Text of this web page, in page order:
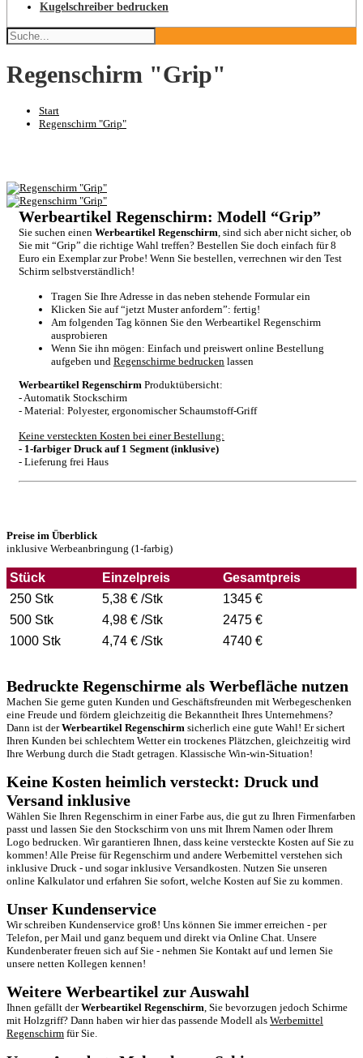
Kugelschreiber bedrucken
Regenschirm "Grip"
Start
Regenschirm "Grip"
Werbeartikel Regenschirm: Modell “Grip”
Sie suchen einen Werbeartikel Regenschirm, sind sich aber nicht sicher, ob
Sie mit “Grip” die richtige Wahl treffen? Bestellen Sie doch einfach für 8
Euro ein Exemplar zur Probe! Wenn Sie bestellen, verrechnen wir den Test
Schirm selbstverständlich!
Tragen Sie Ihre Adresse in das neben stehende Formular ein
Klicken Sie auf “jetzt Muster anfordern”: fertig!
Am folgenden Tag können Sie den Werbeartikel Regenschirm
ausprobieren
Wenn Sie ihn mögen: Einfach und preiswert online Bestellung
aufgeben und Regenschirme bedrucken lassen
Werbeartikel Regenschirm Produktübersicht:
- Automatik Stockschirm
- Material: Polyester, ergonomischer Schaumstoff-Griff
Keine versteckten Kosten bei einer Bestellung:
- 1-farbiger Druck auf 1 Segment (inklusive)
- Lieferung frei Haus
Preise im Überblick
inklusive Werbeanbringung (1-farbig)
Stück Einzelpreis
Gesamtpreis
250 Stk
5,38 € /Stk
1345 €
500 Stk
4,98 € /Stk
2475 €
1000 Stk
4,74 € /Stk 4740 €
Bedruckte Regenschirme als Werbefläche nutzen
Machen Sie gerne guten Kunden und Geschäftsfreunden mit Werbegeschenken
eine Freude und fördern gleichzeitig die Bekanntheit Ihres Unternehmens?
Dann ist derWerbeartikel Regenschirm sicherlich eine gute Wahl! Er sichert
Ihren Kunden bei schlechtem Wetter ein trockenes Plätzchen, gleichzeitig wird
Ihre Werbung durch die Stadt getragen. Klassische Win-win-Situation!
Keine Kosten heimlich versteckt: Druck und
Versand inklusive
Wählen Sie Ihren Regenschirm in einer Farbe aus, die gut zu Ihren Firmenfarben
passt und lassen Sie den Stockschirm von uns mit Ihrem Namen oder Ihrem
Logo bedrucken. Wir garantieren Ihnen, dass keine versteckte Kosten auf Sie zu
kommen! Alle Preise für Regenschirm und andere Werbemittel verstehen sich
inklusive Druck - und sogar inklusive Versandkosten. Nutzen Sie unseren
online Kalkulator und erfahren Sie sofort, welche Kosten auf Sie zu kommen.
Unser Kundenservice
Wir schreiben Kundenservice groß! Uns können Sie immer erreichen - per
Telefon, per Mail und ganz bequem und direkt via Online Chat. Unsere
Kundenberater freuen sich auf Sie - nehmen Sie Kontakt auf und lernen Sie
unsere netten Kollegen kennen!
Weitere Werbeartikel zur Auswahl
Ihnen gefällt derWerbeartikel Regenschirm , Sie bevorzugen jedoch Schirme
mit Holzgriff? Dann haben wir hier das passende Modell als Werbemittel
Regenschirm für Sie.